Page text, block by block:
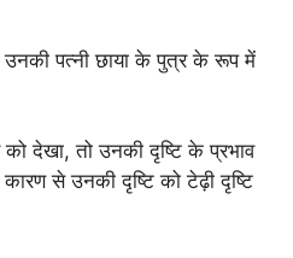
पत्नी छाया के पुत्र के रूप में
देखा, तो उनकी दृष्टि के प्रभाव
से उनकी दृष्टि को टेढ़ी दृष्टि